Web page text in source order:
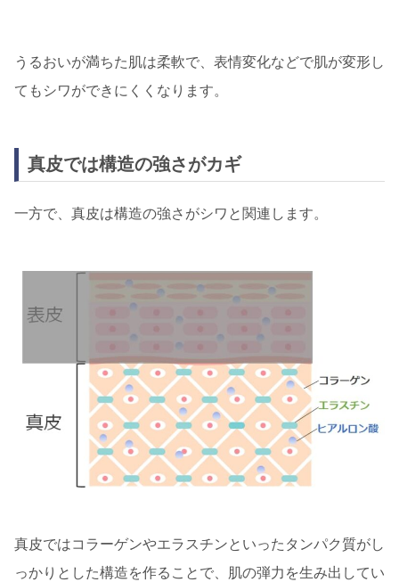
うるおいが満ちた肌は柔軟で、表情変化などで肌が変形し
てもシワができにくくなります。
真皮では構造の強さがカギ
一方で、真皮は構造の強さがシワと関連します。
真皮ではコラーゲンやエラスチンといったタンパク質がし
っかりとした構造を作ることで、肌の弾力を生み出してい